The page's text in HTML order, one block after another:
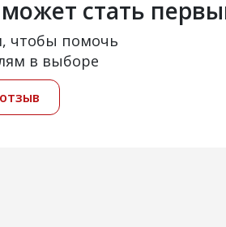
стать
чтобы помочь
в выборе